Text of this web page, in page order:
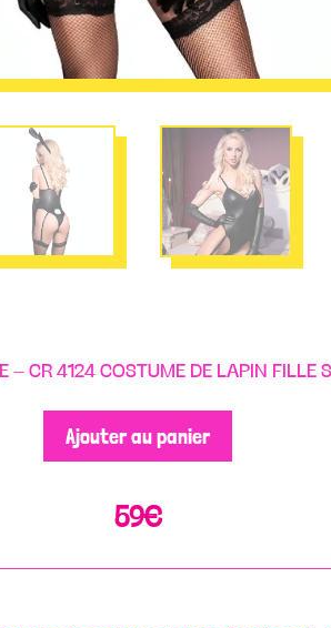
– CR 4124 COSTUME DE LAPIN FILLE
Ajouter au panier
59€